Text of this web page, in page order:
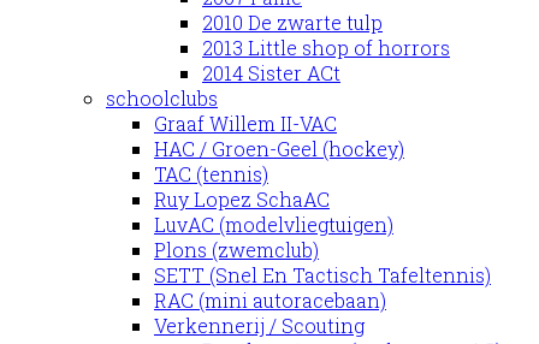
2010 De zwarte tulp
2013 Little shop of horrors
2014 Sister ACt
schoolclubs
Graaf Willem II-VAC
HAC / Groen-Geel (hockey)
TAC (tennis)
Ruy Lopez SchaAC
LuvAC (modelvliegtuigen)
Plons (zwemclub)
SETT (Snel En Tactisch Tafeltennis)
RAC (mini autoracebaan)
Verkennerij / Scouting